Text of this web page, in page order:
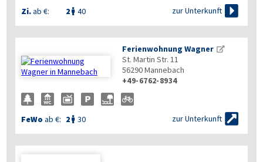
Zi.ab €: 2  40 zur Unterkunft 

Ferienwohnung Wagner
St. Martin Str. 11
56290Mannebach
+49-6762-8934
FeWo ab €: 2  30 zur Unterkunft 